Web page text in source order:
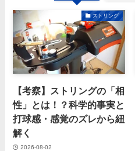
ストリング
【考察】ストリングの「相
性」とは！？科学的事実と
打球感・感覚のズレから紐
解く
2026-08-02